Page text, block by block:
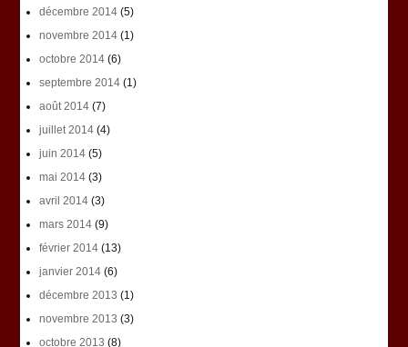
décembre 2014(5)
novembre 2014(1)
octobre 2014(6)
septembre 2014(1)
août 2014(7)
juillet 2014(4)
juin 2014(5)
mai 2014(3)
avril 2014(3)
mars 2014(9)
février 2014(13)
janvier 2014(6)
décembre 2013 (1)
novembre 2013 (3)
octobre 2013 (8)